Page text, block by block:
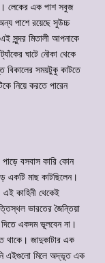
লেকের এক পাশ সবুজ
পাশে রয়েছে সুউচ্চ
সুন্দর মিতালী আপনাকে
ঘাটে নৌকা থেকে
বিকালের সময়টুকু কাটতে
নিয়ে করতে পারেন
বসবাস কারি কোন
একটি মাছ কাটছিলেন।
কাহিনী থেকেই
ভারতের জৈন্তিয়া
একদম ভূলবেন না।
থাকে। জাদুকাটার এক
এইগুলো মিলে অদ্ভূত এক